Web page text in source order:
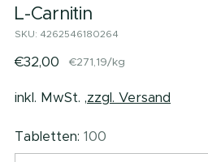
L-Carnitin
SKU: 4262546180264
Regulärer
€32,00
Stückpreis
€271,19/per
kg
inkl. MwSt. ,zzgl. Versand
Tabletten: 100